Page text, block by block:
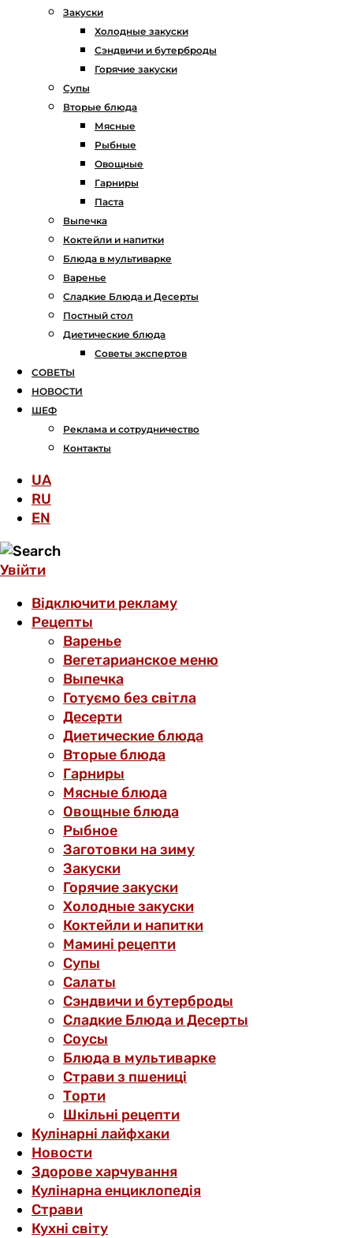
Закуски
Холодные закуски
Сэндвичи и бутерброды
Горячие закуски
Супы
Вторые блюда
Мясные
Рыбные
Овощные
Гарниры
Паста
Выпечка
Коктейли и напитки
Блюда в мультиварке
Варенье
Сладкие Блюда и Десерты
Постный стол
Диетические блюда
Советы экспертов
СОВЕТЫ
НОВОСТИ
ШЕФ
Реклама и сотрудничество
Контакты
UA
RU
EN
Увійти
Відключити рекламу
Рецепты
Варенье
Вегетарианское меню
Выпечка
Готуємо без світла
Десерти
Диетические блюда
Вторые блюда
Гарниры
Мясные блюда
Овощные блюда
Рыбное
Заготовки на зиму
Закуски
Горячие закуски
Холодные закуски
Коктейли и напитки
Мамині рецепти
Супы
Салаты
Сэндвичи и бутерброды
Сладкие Блюда и Десерты
Соусы
Блюда в мультиварке
Страви з пшениці
Торти
Шкільні рецепти
Кулінарні лайфхаки
Новости
Здорове харчування
Кулінарна енциклопедія
Страви
Кухні світу